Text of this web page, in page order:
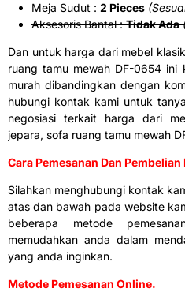
Meja Sudut : 2 Pieces
Aksesoris Bantal :Tidak Ada
Dan untuk harga dari mebel
ruang tamu mewah DF-0654
murah dibandingkan dengan
hubungi kontak kami untuk
negosiasi terkait harga dari
jepara, sofa ruang tamu mewah
Cara Pemesanan Dan
Silahkan menghubungi kontak
atas dan bawah pada website
beberapa metode
memudahkan anda dalam
yang anda inginkan.
Metode Pemesanan Online.